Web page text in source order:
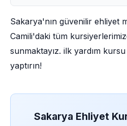
Sakarya'nın güvenilir ehliyet
Camili'daki tüm
sunmaktayız. ilk yardım
yaptırın!
Sakarya Ehliyet